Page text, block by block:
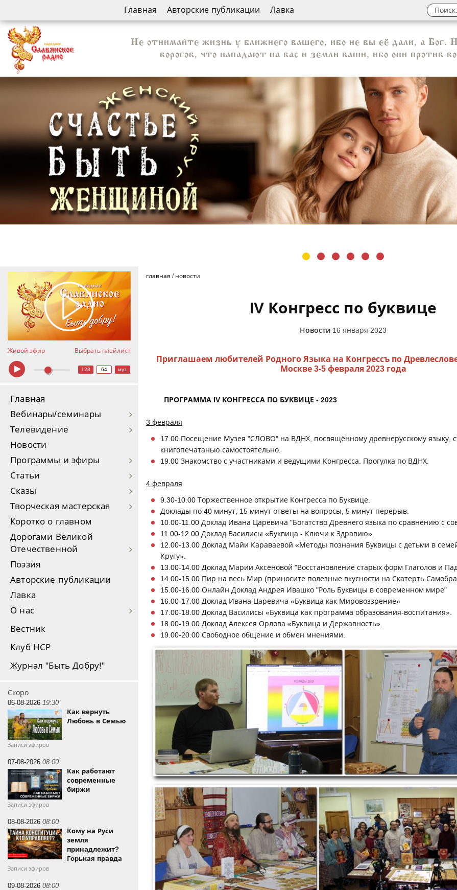
Главная Авторские публикации Лавка
Не отнимайте жизнь у ближнего вашего, ибо не вы её дали, а Бог.
ворогов, что нападают на вас и земли ваши, ибо они против
Живой эфир Выбрать плейлист
128 64 муз
Главная
Вебинары/семинары
Телевидение
Новости
Программы и эфиры
Статьи
Сказы
Творческая мастерская
Коротко о главном
Дорогами Великой
Отечественной
Поэзия
Авторские публикации
Лавка
О нас
Вестник
Клуб НСР
Журнал "Быть Добру!"
Скоро
06-08-2026 19:30
Как вернуть
Любовь в Семью
Записи эфиров
07-08-2026 08:00
Как работают
современные
биржи
Записи эфиров
08-08-2026 08:00
Кому на Руси
земля
принадлежит?
Горькая правда
Записи эфиров
09-08-2026 08:00
главная / новости
IV Конгресс по буквице
Новости 16 января 2023
Приглашаем любителей Родного Языка на Конгрессъ по
Москве 3-5 февраля 2023 года
ПРОГРАММА IV КОНГРЕССА ПО БУКВИЦЕ - 2023
3 февраля
17.00 Посещение Музея "СЛОВО" на ВДНХ, посвящённому древнерусскому языку,
книгопечатанью самостоятельно.
19.00 Знакомство с участниками и ведущими Конгресса. Прогулка по ВДНХ.
4 февраля
9.30-10.00 Торжественное открытие Конгресса по Буквице.
Доклады по 40 минут, 15 минут ответы на вопросы, 5 минут перерыв.
10.00-11.00 Доклад Ивана Царевича "Богатство Древнего языка по сравнению с
11.00-12.00 Доклад Василисы «Буквица - Ключи к Здравию».
12.00-13.00 Доклад Майи Караваевой «Методы познания Буквицы с детьми в
Кругу».
13.00-14.00 Доклад Марии Аксёновой "Восстановление старых форм Глаголов и
14.00-15.00 Пир на весь Мир (приносите полезные вкусности на Скатерть
15.00-16.00 Онлайн Доклад Андрея Ивашко "Роль Буквицы в современном мире"
16.00-17.00 Доклад Ивана Царевича «Буквица как Мировоззрение»
17.00-18.00 Доклад Василисы «Буквица как программа образования-воспитания».
18.00-19.00 Доклад Алексея Орлова «Буквица и Державность».
19.00-20.00 Свободное общение и обмен мнениями.